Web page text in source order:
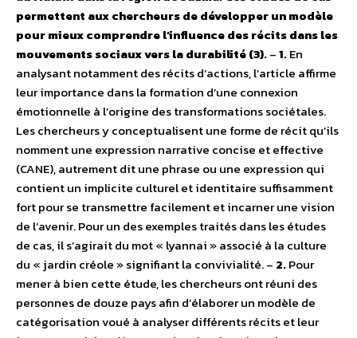
permettent aux chercheurs de développer un modèle
pour mieux comprendre l’influence des récits dans les
mouvements sociaux vers la durabilité (3).–1.En
analysant notamment des récits d’actions, l’article affirme
leur importance dans la formation d’une connexion
émotionnelle à l’origine des transformations sociétales.
Les chercheurs y conceptualisent une forme de récit qu’ils
nomment une expression narrative concise et effective
(CANE), autrement dit une phrase ou une expression qui
contient un implicite culturel et identitaire suffisamment
fort pour se transmettre facilement et incarner une vision
de l’avenir. Pour un des exemples traités dans les études
de cas, il s’agirait du mot « lyannai » associé à la culture
du « jardin créole » signifiant la convivialité. – 2.Pour
mener à bien cette étude, les chercheurs ont réuni des
personnes de douze pays afin d’élaborer un modèle de
catégorisation voué à analyser différents récits et leur